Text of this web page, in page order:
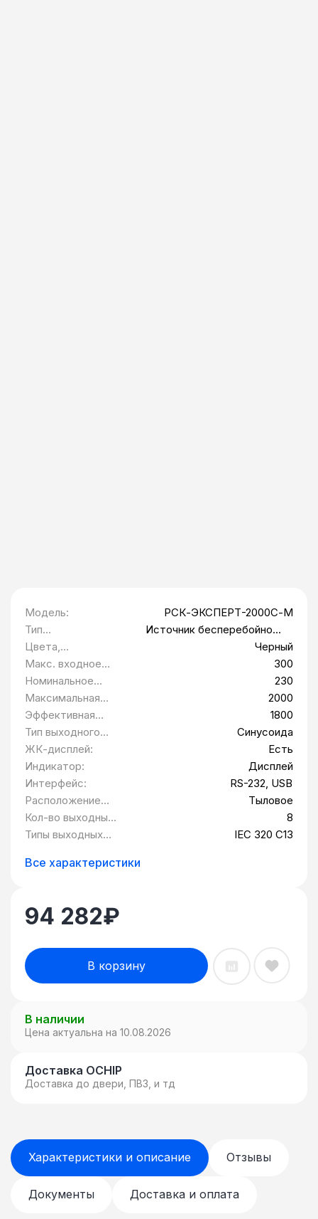
Модель:
РСК-ЭКСПЕРТ-2000С-М
Тип
оборудования:
Источник бесперебойного
питания
Цвета,
использованные в
оформлении:
Черный
Макс. входное
напряжение:
300
Номинальное
выходное
напряжение В:
230
Максимальная
выходная
мощность Вт:
2000
Эффективная
мощность Вт:
1800
Тип выходного
сигнала:
Синусоида
ЖК-дисплей:
Есть
Индикатор:
Дисплей
Интерфейс:
RS-232, USB
Расположение
розеток:
Тыловое
Кол-во выходных
розеток:
8
Типы выходных
IEC 320 C13
Все характеристики
94 282₽
В корзину
В наличии
Цена актуальна на 10.08.2026
Доставка OCHIP
Доставка до двери, ПВЗ, и тд
Характеристики и описание Отзывы
Документы Доставка и оплата